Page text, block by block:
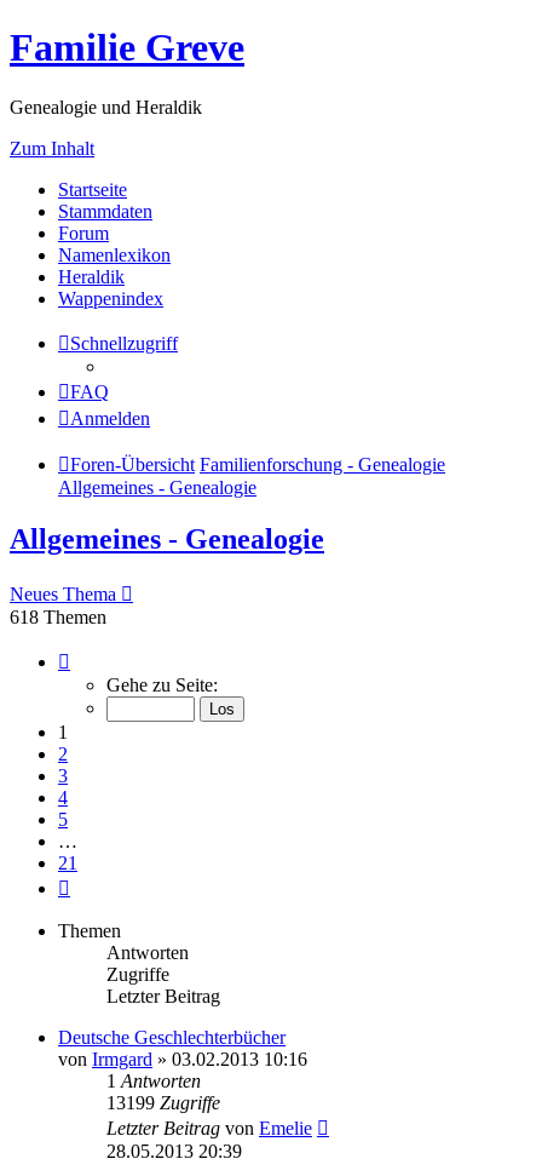
Familie Greve
Genealogie und Heraldik
Zum Inhalt
Startseite
Stammdaten
Forum
Namenlexikon
Heraldik
Wappenindex
Schnellzugriff
FAQ
Anmelden
Foren-Übersicht Familienforschung - Genealogie
Allgemeines - Genealogie
Allgemeines - Genealogie
Neues Thema
618 Themen
von
Gehe zu Seite:
1
2
3
4
5
…
21
Themen
Antworten
Zugriffe
Letzter Beitrag
Deutsche Geschlechterbücher
von Irmgard » 03.02.2013 10:16
1 Antworten
13199 Zugriffe
Letzter Beitrag von Emelie
28.05.2013 20:39